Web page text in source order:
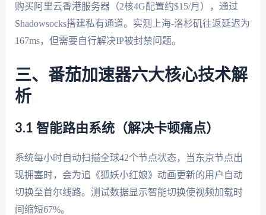
购买阿里云香港服务器（2核4G配置约$15/月），通过
Shadowsocks搭建私有通道。实测上海-洛杉矶往返延迟为
167ms，但需要自行解决IP被封禁问题。
三、番茄加速器六大核心技术解
析
3.1 智能路由系统（解决卡顿痛点）
系统每小时自动扫描全球42个节点状态，当东京节点出
现拥塞时，会为追《狐妖小红娘》动画更新的用户自动
切换至首尔线路。测试数据显示智能切换使视频加载时
间缩短67%。